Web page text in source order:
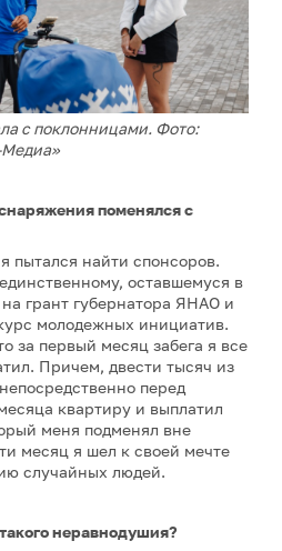
с поклонницами. Фото:
поменялся с
пытался найти спонсоров.
оставшемуся в
грант губернатора ЯНАО и
молодежных инициатив.
за первый месяц забега я все
Причем, двести тысяч из
перед
квартиру и выплатил
меня подменял вне
месяц я шел к своей мечте
случайных людей.
неравнодушия?